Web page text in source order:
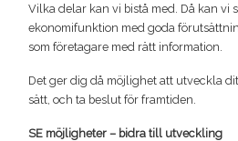
Vilka delar kan vi bistå med. Då kan vi
ekonomifunktion med goda
som företagare med rätt information.
Det ger dig då möjlighet att utveckla
sätt, och ta beslut för framtiden.
SE möjligheter – bidra till utveckling